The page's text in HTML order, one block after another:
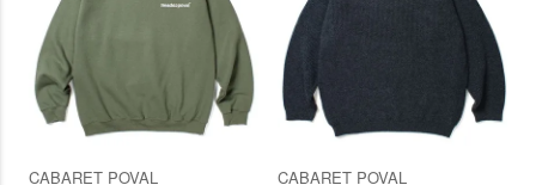
CABARET POVAL CABARET POVAL